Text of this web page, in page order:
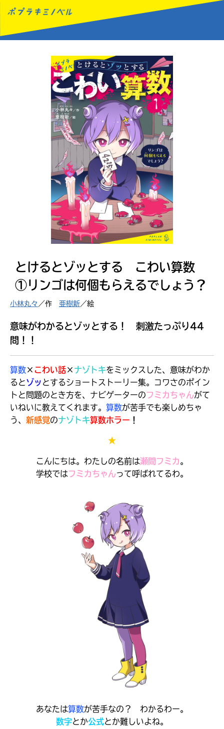
MENU
見つかる
シリーズに
とけるとゾッとする こわい算数
①リンゴは何個もらえるでしょう？
小林丸々 ／作 亜樹新 ／絵
意味がわかるとゾッとする！ 刺激たっぷり44
問！！
算数× こわい話× ナゾトキをミックスした、意味がわか
るとゾッ とするショートストーリー集。コワさのポイン
トと問題のとき方を、ナビゲーターのフミカちゃんがて
いねいに教えてくれます。 算数が苦手でも楽しめちゃ
う、 新感覚のナゾトキ算数ホラー ！
★
こんにちは。わたしの名前は瀬間フミカ。
学校ではフミカちゃんって呼ばれてるわ。
あなたは算数が苦手なの？ わかるわー。
数字とか公式とか難しいよね。